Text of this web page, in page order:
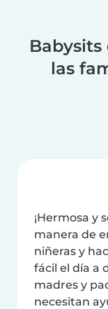
las
¡Hermosa y
manera de
niñeras y
fácil el día a
madres y
necesitan